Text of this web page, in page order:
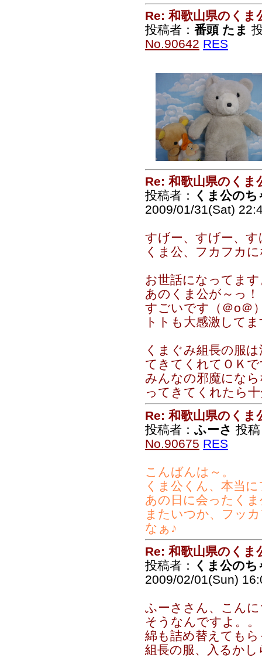
Re: 和歌山県のくま
投稿者： 番頭 たま
No.90642 RES
Re: 和歌山県のくま
投稿者：
くま公の
2009/01/31(Sat)
すげー、すげー、す
くま公、フカフカ
お世話になってます
あのくま公が～っ！
すごいです（＠o＠
トトも大感激して
くまぐみ組長の服
てきてくれてＯＫ
みんなの邪魔にな
ってきてくれたら
Re: 和歌山県のくま
投稿者： ふーさ 投
No.90675 RES
こんばんは～。
くま公くん、本当
あの日に会ったく
またいつか、フッ
なぁ♪
Re: 和歌山県のくま
投稿者：
くま公の
2009/02/01(Sun)
ふーささん、こん
そうなんですよ。
綿も詰め替えても
組長の服、入るかし